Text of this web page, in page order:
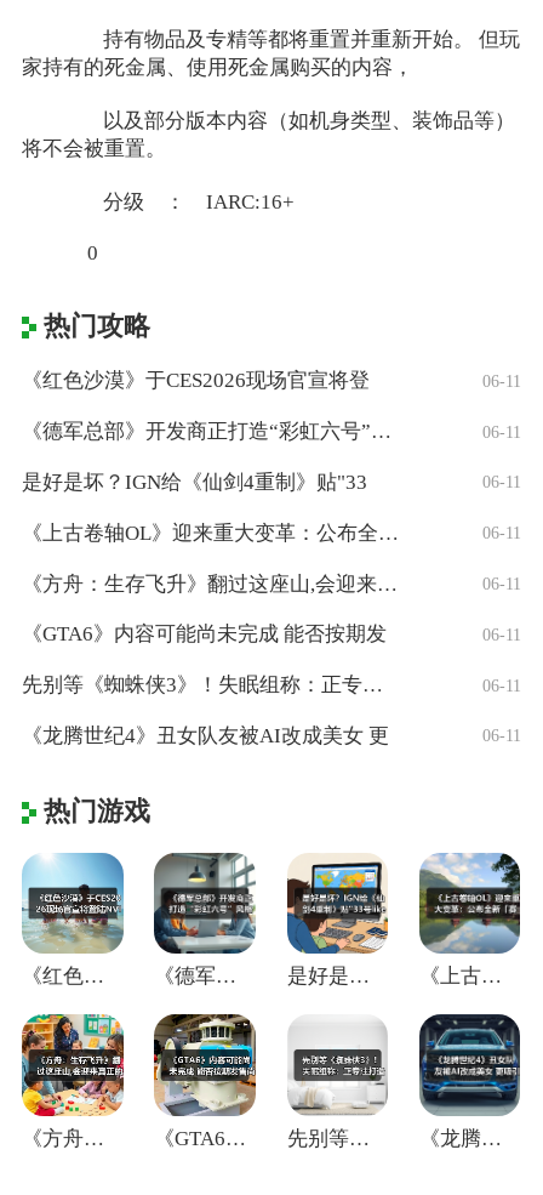
持有物品及专精等都将重置并重新开始。 但玩
家持有的死金属、使用死金属购买的内容，
以及部分版本内容（如机身类型、装饰品等）
将不会被重置。
分级 ： IARC:16+
0
热门攻略
《红色沙漠》于CES2026现场官宣将登 06-11
《德军总部》开发商正打造“彩虹六号”风格 06-11
是好是坏？IGN给《仙剑4重制》贴"33 06-11
《上古卷轴OL》迎来重大变革：公布全新「 06-11
《方舟：生存飞升》翻过这座山,会迎来真正 06-11
《GTA6》内容可能尚未完成 能否按期发 06-11
先别等《蜘蛛侠3》！失眠组称：正专注打造 06-11
《龙腾世纪4》丑女队友被AI改成美女 更 06-11
热门游戏
《红色沙漠》于CES2026现场官宣将登 《德军总部》开发商正打造“彩虹六号”风格 是好是坏？IGN给《仙剑4重制》贴"33 《上古卷轴OL》迎来重大变革：公布全新「
《方舟：生存飞升》翻过这座山,会迎来真正 《GTA6》内容可能尚未完成 能否按期发 先别等《蜘蛛侠3》！失眠组称：正专注打造 《龙腾世纪4》丑女队友被AI改成美女 更